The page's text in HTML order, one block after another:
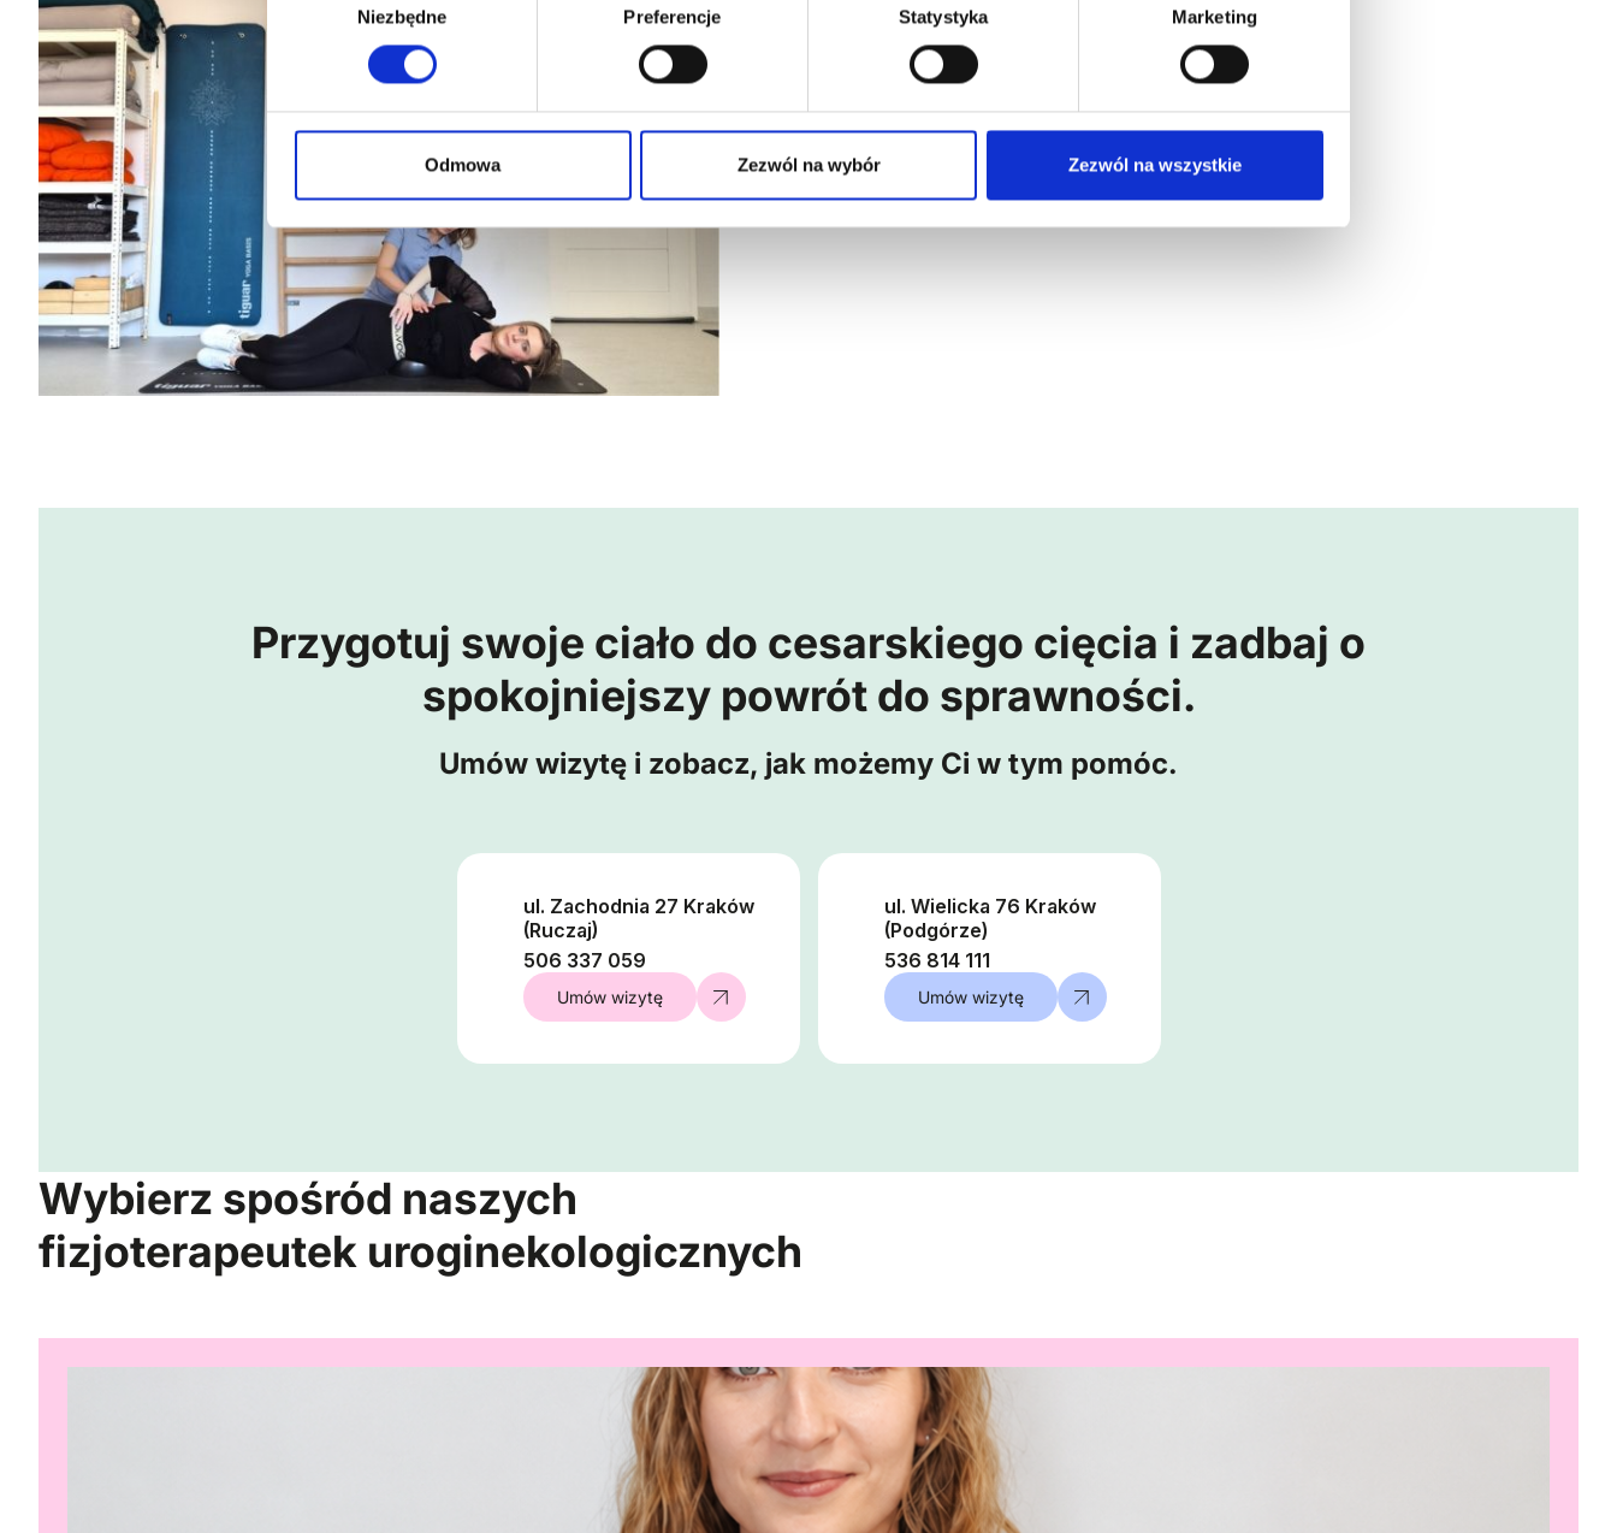
Niezbędne Preferencje Statystyka Marketing
Odmowa Zezwól na wybór Zezwól na wszystkie
Przygotuj swoje ciało do cesarskiego cięcia i zadbaj o
spokojniejszy powrót do sprawności.
Umów wizytę i zobacz, jak możemy Ci w tym pomóc.
ul. Zachodnia 27 Kraków
(Ruczaj)
506 337 059
Umów wizytę
ul. Wielicka 76 Kraków
(Podgórze)
536 814 111
Umów wizytę
Wybierz spośród naszych
fizjoterapeutek uroginekologicznych